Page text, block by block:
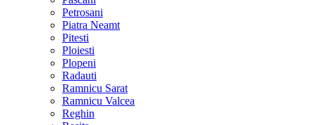
Petrosani
Piatra Neamt
Pitesti
Ploiesti
Plopeni
Radauti
Ramnicu Sarat
Ramnicu Valcea
Reghin